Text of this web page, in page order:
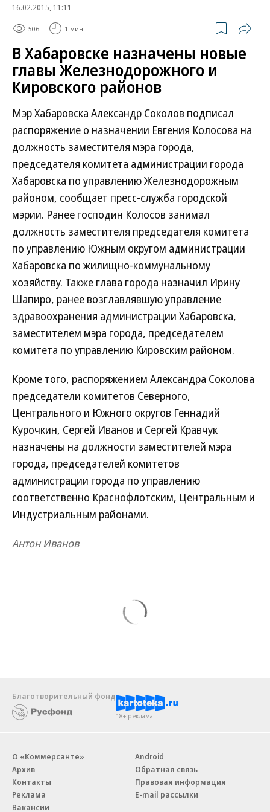
16.02.2015, 11:11
506 1 мин.
В Хабаровске назначены новые
главы Железнодорожного и
Кировского районов
Мэр Хабаровска Александр Соколов подписал
распоряжение о назначении Евгения Колосова на
должность заместителя мэра города,
председателя комитета администрации города
Хабаровска по управлению Железнодорожным
районом, сообщает пресс-служба городской
мэрии. Ранее господин Колосов занимал
должность заместителя председателя комитета
по управлению Южным округом администрации
Хабаровска по жилищно-коммунальному
хозяйству. Также глава города назначил Ирину
Шапиро, ранее возглавлявшую управление
здравоохранения администрации Хабаровска,
заместителем мэра города, председателем
комитета по управлению Кировским районом.
Кроме того, распоряжением Александра Соколова
председатели комитетов Северного,
Центрального и Южного округов Геннадий
Курочкин, Сергей Иванов и Сергей Кравчук
назначены на должности заместителей мэра
города, председателей комитетов
администрации города по управлению
соответственно Краснофлотским, Центральным и
Индустриальным районами.
Антон Иванов
Благотворительный фонд
18+ реклама
О «Коммерсанте»
Архив
Контакты
Реклама
Вакансии
Android
Обратная связь
Правовая информация
E-mail рассылки